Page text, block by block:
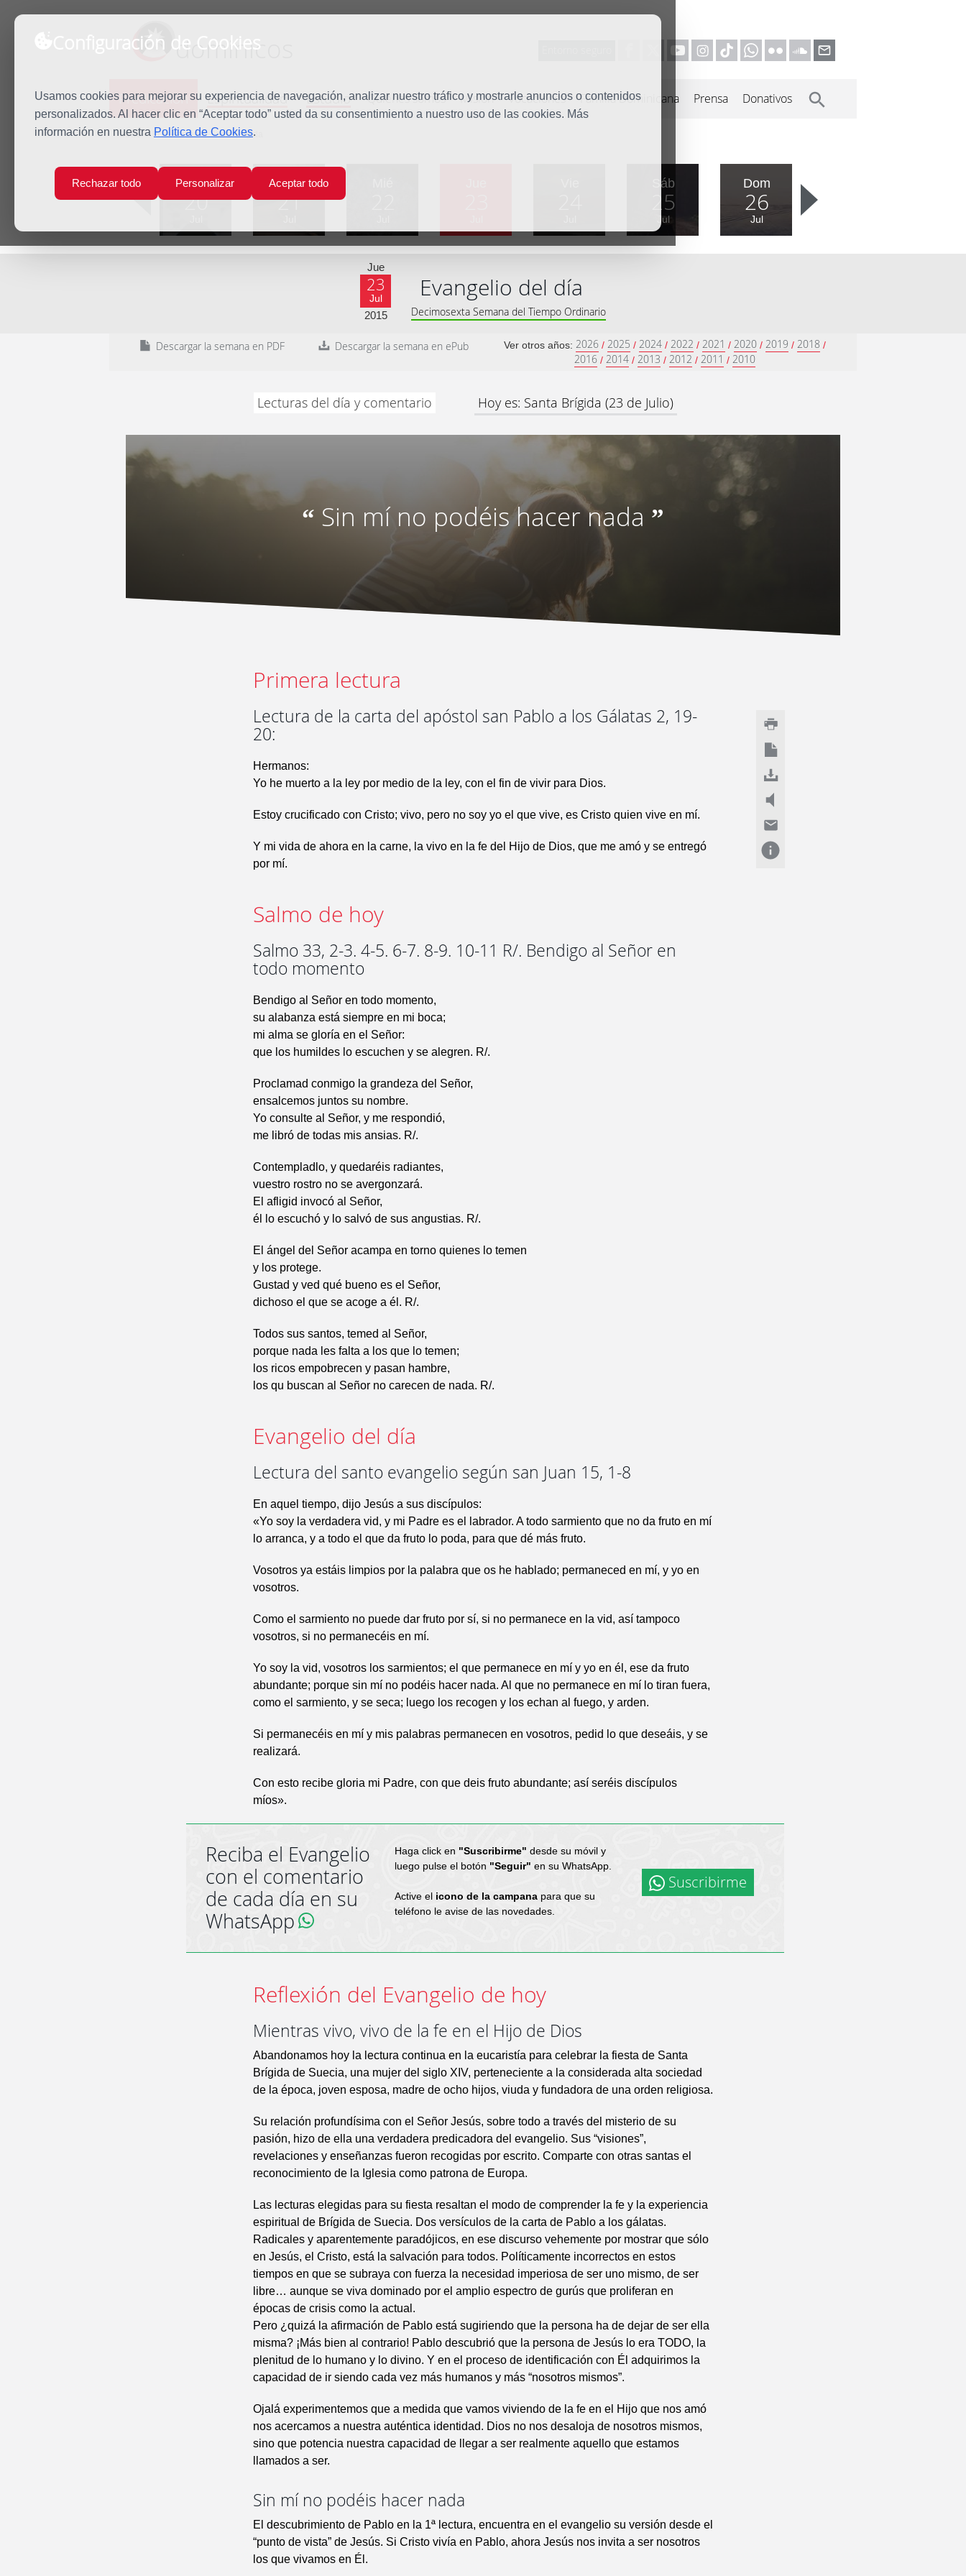
Configuración de Cookies
Usamos cookies para mejorar su experiencia de navegación, analizar nuestro tráfico y mostrarle anuncios o contenidos
personalizados. Al hacer clic en “Aceptar todo” usted da su consentimiento a nuestro uso de las cookies. Más
información en nuestra Política de Cookies.
Rechazar todo Personalizar Aceptar todo
dominicos
Predicación Espiritualidad Estudio Quiénes somos Misión Vocaciones Familia Dominicana Prensa Donativos
Inicio Predicación Santa Brígida
Lun
20
Mar
21
Sáb
25
Jul
Dom
26
Jul
Jue
23
Jul
2015
Evangelio del día
Decimosexta Semana del Tiempo Ordinario
Descargar la semana en PDF Descargar la semana en ePub Ver otros años: 2026 / 2025 / 2024 / 2022 / 2021 / 2020 / 2019 / 2018 /
2016 / 2014 / 2013 / 2012 / 2011 / 2010
Lecturas del día y comentario Hoy es: Santa Brígida (23 de Julio)
“ Sin mí no podéis hacer nada ”
Primera lectura
Lectura de la carta del apóstol san Pablo a los Gálatas 2, 19-
20:
Hermanos:
Yo he muerto a la ley por medio de la ley, con el fin de vivir para Dios.
Estoy crucificado con Cristo; vivo, pero no soy yo el que vive, es Cristo quien vive en mí.
Y mi vida de ahora en la carne, la vivo en la fe del Hijo de Dios, que me amó y se entregó
por mí.
Salmo de hoy
Salmo 33, 2-3. 4-5. 6-7. 8-9. 10-11 R/. Bendigo al Señor en
todo momento
Bendigo al Señor en todo momento,
su alabanza está siempre en mi boca;
mi alma se gloría en el Señor:
que los humildes lo escuchen y se alegren. R/.
Proclamad conmigo la grandeza del Señor,
ensalcemos juntos su nombre.
Yo consulte al Señor, y me respondió,
me libró de todas mis ansias. R/.
Contempladlo, y quedaréis radiantes,
vuestro rostro no se avergonzará.
El afligid invocó al Señor,
él lo escuchó y lo salvó de sus angustias. R/.
El ángel del Señor acampa en torno quienes lo temen
y los protege.
Gustad y ved qué bueno es el Señor,
dichoso el que se acoge a él. R/.
Todos sus santos, temed al Señor,
porque nada les falta a los que lo temen;
los ricos empobrecen y pasan hambre,
los qu buscan al Señor no carecen de nada. R/.
Evangelio del día
Lectura del santo evangelio según san Juan 15, 1-8
En aquel tiempo, dijo Jesús a sus discípulos:
«Yo soy la verdadera vid, y mi Padre es el labrador. A todo sarmiento que no da fruto en mí
lo arranca, y a todo el que da fruto lo poda, para que dé más fruto.
Vosotros ya estáis limpios por la palabra que os he hablado; permaneced en mí, y yo en
vosotros.
Como el sarmiento no puede dar fruto por sí, si no permanece en la vid, así tampoco
vosotros, si no permanecéis en mí.
Yo soy la vid, vosotros los sarmientos; el que permanece en mí y yo en él, ese da fruto
abundante; porque sin mí no podéis hacer nada. Al que no permanece en mí lo tiran fuera,
como el sarmiento, y se seca; luego los recogen y los echan al fuego, y arden.
Si permanecéis en mí y mis palabras permanecen en vosotros, pedid lo que deseáis, y se
realizará.
Con esto recibe gloria mi Padre, con que deis fruto abundante; así seréis discípulos
míos».
Reciba el Evangelio
con el comentario
de cada día en su
WhatsApp
Haga click en "Suscribirme" desde su móvil y
luego pulse el botón "Seguir" en su WhatsApp.
Active el icono de la campanapara que su
teléfono le avise de las novedades.
Suscribirme
Reflexión del Evangelio de hoy
Mientras vivo, vivo de la fe en el Hijo de Dios
Abandonamos hoy la lectura continua en la eucaristía para celebrar la fiesta de Santa
Brígida de Suecia, una mujer del siglo XIV, perteneciente a la considerada alta sociedad
de la época, joven esposa, madre de ocho hijos, viuda y fundadora de una orden religiosa.
Su relación profundísima con el Señor Jesús, sobre todo a través del misterio de su
pasión, hizo de ella una verdadera predicadora del evangelio. Sus “visiones”,
revelaciones y enseñanzas fueron recogidas por escrito. Comparte con otras santas el
reconocimiento de la Iglesia como patrona de Europa.
Las lecturas elegidas para su fiesta resaltan el modo de comprender la fe y la experiencia
espiritual de Brígida de Suecia. Dos versículos de la carta de Pablo a los gálatas.
Radicales y aparentemente paradójicos, en ese discurso vehemente por mostrar que sólo
en Jesús, el Cristo, está la salvación para todos. Políticamente incorrectos en estos
tiempos en que se subraya con fuerza la necesidad imperiosa de ser uno mismo, de ser
libre… aunque se viva dominado por el amplio espectro de gurús que proliferan en
épocas de crisis como la actual.
Pero ¿quizá la afirmación de Pablo está sugiriendo que la persona ha de dejar de ser ella
misma? ¡Más bien al contrario! Pablo descubrió que la persona de Jesús lo era TODO, la
plenitud de lo humano y lo divino. Y en el proceso de identificación con Él adquirimos la
capacidad de ir siendo cada vez más humanos y más “nosotros mismos”.
Ojalá experimentemos que a medida que vamos viviendo de la fe en el Hijo que nos amó
nos acercamos a nuestra auténtica identidad. Dios no nos desaloja de nosotros mismos,
sino que potencia nuestra capacidad de llegar a ser realmente aquello que estamos
llamados a ser.
Sin mí no podéis hacer nada
El descubrimiento de Pablo en la 1ª lectura, encuentra en el evangelio su versión desde el
“punto de vista” de Jesús. Si Cristo vivía en Pablo, ahora Jesús nos invita a ser nosotros
los que vivamos en Él.